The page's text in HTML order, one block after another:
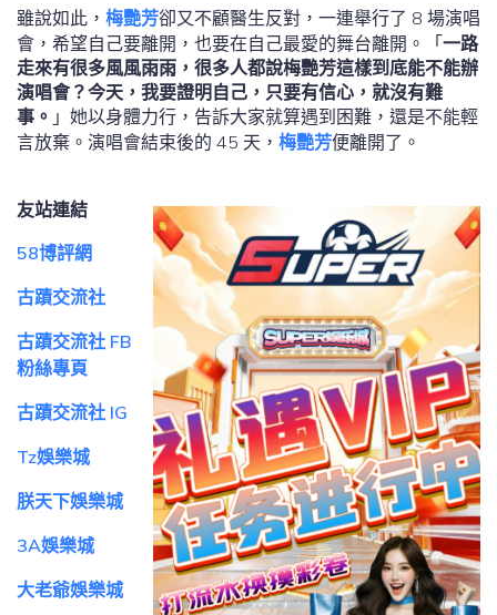
雖說如此， 梅艷芳卻又不顧醫生反對，一連舉行了 8 場演唱
會，希望自己要離開，也要在自己最愛的舞台離開。「一路
走來有很多風風雨雨，很多人都說梅艷芳這樣到底能不能辦
演唱會？今天，我要證明自己，只要有信心，就沒有難
事。 」她以身體力行，告訴大家就算遇到困難，還是不能輕
言放棄。演唱會結束後的 45 天， 梅艷芳便離開了。
友站連結
58博評網
古蹟交流社
古蹟交流社 FB
粉絲專頁
古蹟交流社 IG
Tz娛樂城
朕天下娛樂城
3A娛樂城
大老爺娛樂城